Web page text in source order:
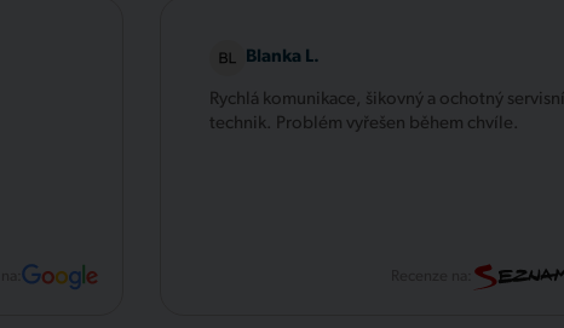
Blanka L.
Rychlá komunikace, šikovný a ochotný servisní
technik. Problém vyřešen během chvíle.